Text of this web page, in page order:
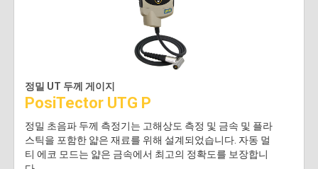
정밀 UT 두께 게이지
PosiTector UTG P
정밀 초음파 두께 측정기는 고해상도 측정 및 금속 및 플라
스틱을 포함한 얇은 재료를 위해 설계되었습니다. 자동 멀
티 에코 모드는 얇은 금속에서 최고의 정확도를 보장합니